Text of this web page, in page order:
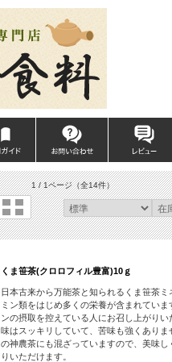
1 / 1ページ（全14件）
くま笹茶(クロロフィル豊富)10ｇ
日本古来から万能茶と知られるくま笹茶ミ
ミン類をはじめ多くの栄養が含まれていま
ンの摂取を控えている人にお召し上がりい
味はスッキリしていて、苦味も強くありま
の神農茶にも混ざっていますので、美味し
りいただけます。